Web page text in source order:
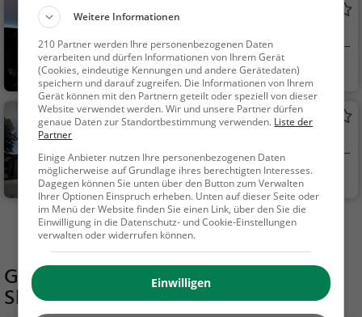
Mediendom
Kiel
Familie & Kinder,
Kunst & Museen, Nat
ur, Wissenschaft & P
olitik
Computermuseum Kiel
Kiel
Kunst & Museen
Mehr Aktivitäten in Schönkirchen finden
Gaststätten in der Nähe von
Skulpturenpark
Weitere Informationen
210 Partner werden Ihre personenbezogenen Daten
verarbeiten und dürfen Informationen von Ihrem Gerät
(Cookies, eindeutige Kennungen und andere Gerätedaten)
speichern und darauf zugreifen. Die Informationen von Ihrem
Gerät können mit den Partnern geteilt oder speziell von dieser
Website verwendet werden. Wir und unsere Partner dürfen
genaue Daten zur Standortbestimmung verwenden. Liste der
Partner
Einige Anbieter nutzen Ihre personenbezogenen Daten
möglicherweise auf Grundlage ihres berechtigten Interesses.
Dagegen können Sie unten über den Button zum Verwalten
Ihrer Optionen Einspruch erheben. Unten auf dieser Seite oder
im Menü der Website finden Sie einen Link, über den Sie die
Einwilligung in die Datenschutz- und Cookie-Einstellungen
verwalten oder widerrufen können.
Einwilligen